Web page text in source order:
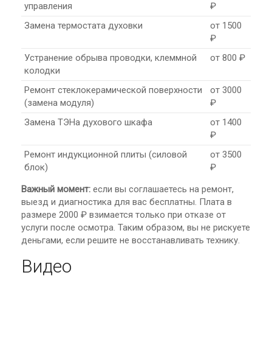
управления
₽
Замена термостата духовки
от 1500
₽
Устранение обрыва проводки, клеммной
колодки
от 800 ₽
Ремонт стеклокерамической поверхности
(замена модуля)
от 3000
₽
Замена ТЭНа духового шкафа
от 1400
₽
Ремонт индукционной плиты (силовой
блок)
от 3500
₽
Важный момент: если вы соглашаетесь на ремонт,
выезд и диагностика для вас бесплатны. Плата в
размере 2000 ₽ взимается только при отказе от
услуги после осмотра. Таким образом, вы не рискуете
деньгами, если решите не восстанавливать технику.
Видео